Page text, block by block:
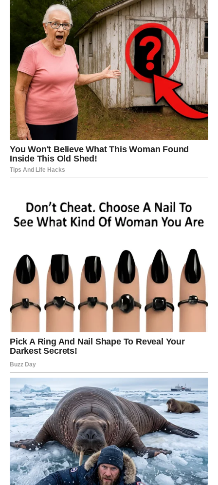
poslovni projekti, ali i neočekivani novčani dobici.
Vi ste dugo ulagali trud bez pravog priznanja. Sada dolazi
vreme kada će ljudi konačno videti koliko vredite.
Velika poslovna ponuda menja vašu
budućnost
Za neke Vage dolazi mogućnost promene posla ili
početka potpuno novog životnog poglavlja. Iako ćete u
početku imati određene sumnje, vrlo brzo ćete shvatiti da
je upravo to prilika koju ste čekali.
Ovo je period kada treba da verujete sebi više nego
Sudbinski preokret dolazi onda
kada ga najmanje očekujete
Život vam sprema situaciju koju trenutno ne možete ni da
zamislite. Možda ste izgubili veru da će se neke stvari
ikada promeniti, ali upravo tada sudbina odlučuje da vas
iznenadi.
Pred vama su dani u kojima ćete dobiti potvrdu da ništa
nije bilo uzalud. Ljudi koji su vas povredili shvatiće koliko
ste vredeli, a oni koji su vas iskreno voleli biće uz vas